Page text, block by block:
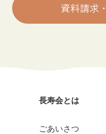
資料請求
長寿会とは
ごあいさつ